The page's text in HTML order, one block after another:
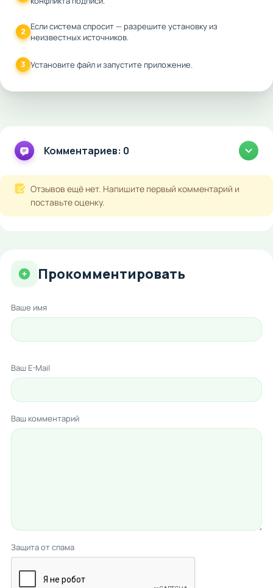
2 Если система спросит — разрешите установку из
неизвестных источников.
3 Установите файл и запустите приложение.
Комментариев: 0
Отзывов ещё нет. Напишите первый комментарий и
поставьте оценку.
Прокомментировать
Ваше имя
Ваш E-Mail
Ваш комментарий
Защита от спама